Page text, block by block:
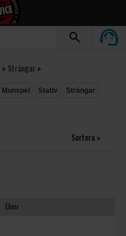
» Strängar»
Munspel Stativ Strängar
Sortera »
Elixir